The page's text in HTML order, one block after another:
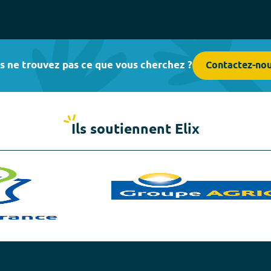
ne trouvez pas ce que vous cherchez ? Contactez-
Ils soutiennent Elix